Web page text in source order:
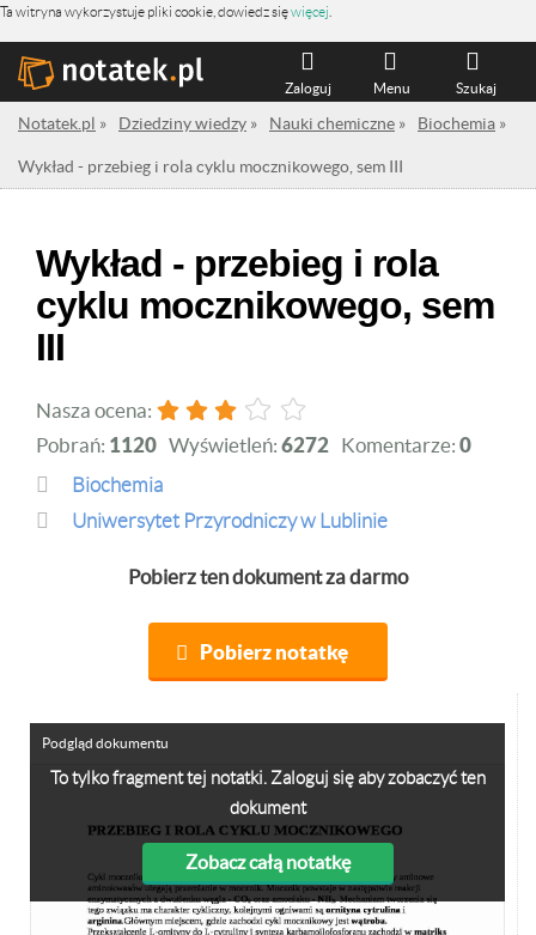
Ta witryna wykorzystuje pliki cookie, dowiedz sięwięcej
Szukaj
Menu
Zaloguj
Notatek.pl » Dziedziny wiedzy » Nauki chemiczne » Biochemia »
Wykład - przebieg i rola cyklu mocznikowego, sem III
Wykład - przebieg i rola
cyklu mocznikowego, sem
III
Nasza ocena:
Pobrań: 1120 Wyświetleń: 6272 Komentarze: 0
Biochemia
Uniwersytet Przyrodniczy w Lublinie
Pobierz ten dokument za darmo
Pobierz notatkę
To tylko fragment tej notatki. Zaloguj się aby zobaczyć ten
dokument
Zobacz całą notatkę
Podgląd dokumentu